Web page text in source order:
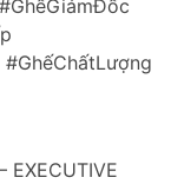
EXECUTIVE